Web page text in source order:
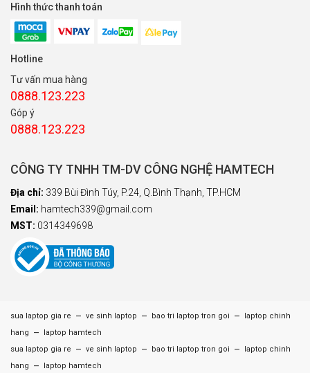
Hình thức thanh toán
Hotline
Tư vấn mua hàng
0888.123.223
Góp ý
0888.123.223
CÔNG TY TNHH TM-DV CÔNG NGHỆ HAMTECH
Địa chỉ: 339 Bùi Đình Túy, P.24, Q.Bình Thạnh, TP.HCM
Email: hamtech339@gmail.com
MST: 0314349698
sua laptop gia re – ve sinh laptop – bao tri laptop tron goi –
laptop chinh
hang
–
laptop hamtech
sua laptop gia re
– ve sinh laptop – bao tri laptop tron goi –
laptop chinh
hang
– laptop hamtech